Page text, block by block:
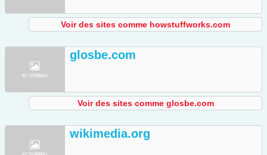
Voir des sites comme howstuffworks.com
glosbe.com
Voir des sites comme glosbe.com
wikimedia.org